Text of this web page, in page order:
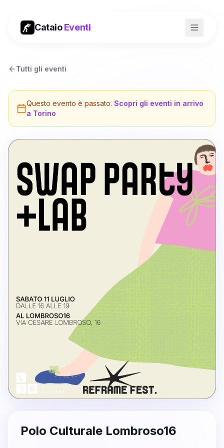
CataioEventi
Tutti gli eventi
Questo evento è passato. Scopri gli eventi in arrivo
a Torino
Polo Culturale Lombroso16